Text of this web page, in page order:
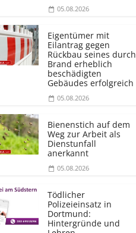
05.08.2026
Eigentümer mit
Eilantrag gegen
Rückbau seines durch
Brand erheblich
beschädigten
Gebäudes erfolgreich
05.08.2026
Bienenstich auf dem
Weg zur Arbeit als
Dienstunfall
anerkannt
05.08.2026
Tödlicher
Polizeieinsatz in
Dortmund:
Hintergründe und